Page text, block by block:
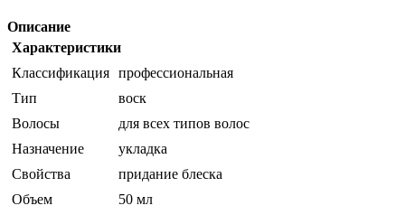
Описание
Характеристики
Классификация профессиональная
Тип
воск
Волосы
для всех типов волос
Назначение
укладка
Свойства
придание блеска
Объем
50 мл